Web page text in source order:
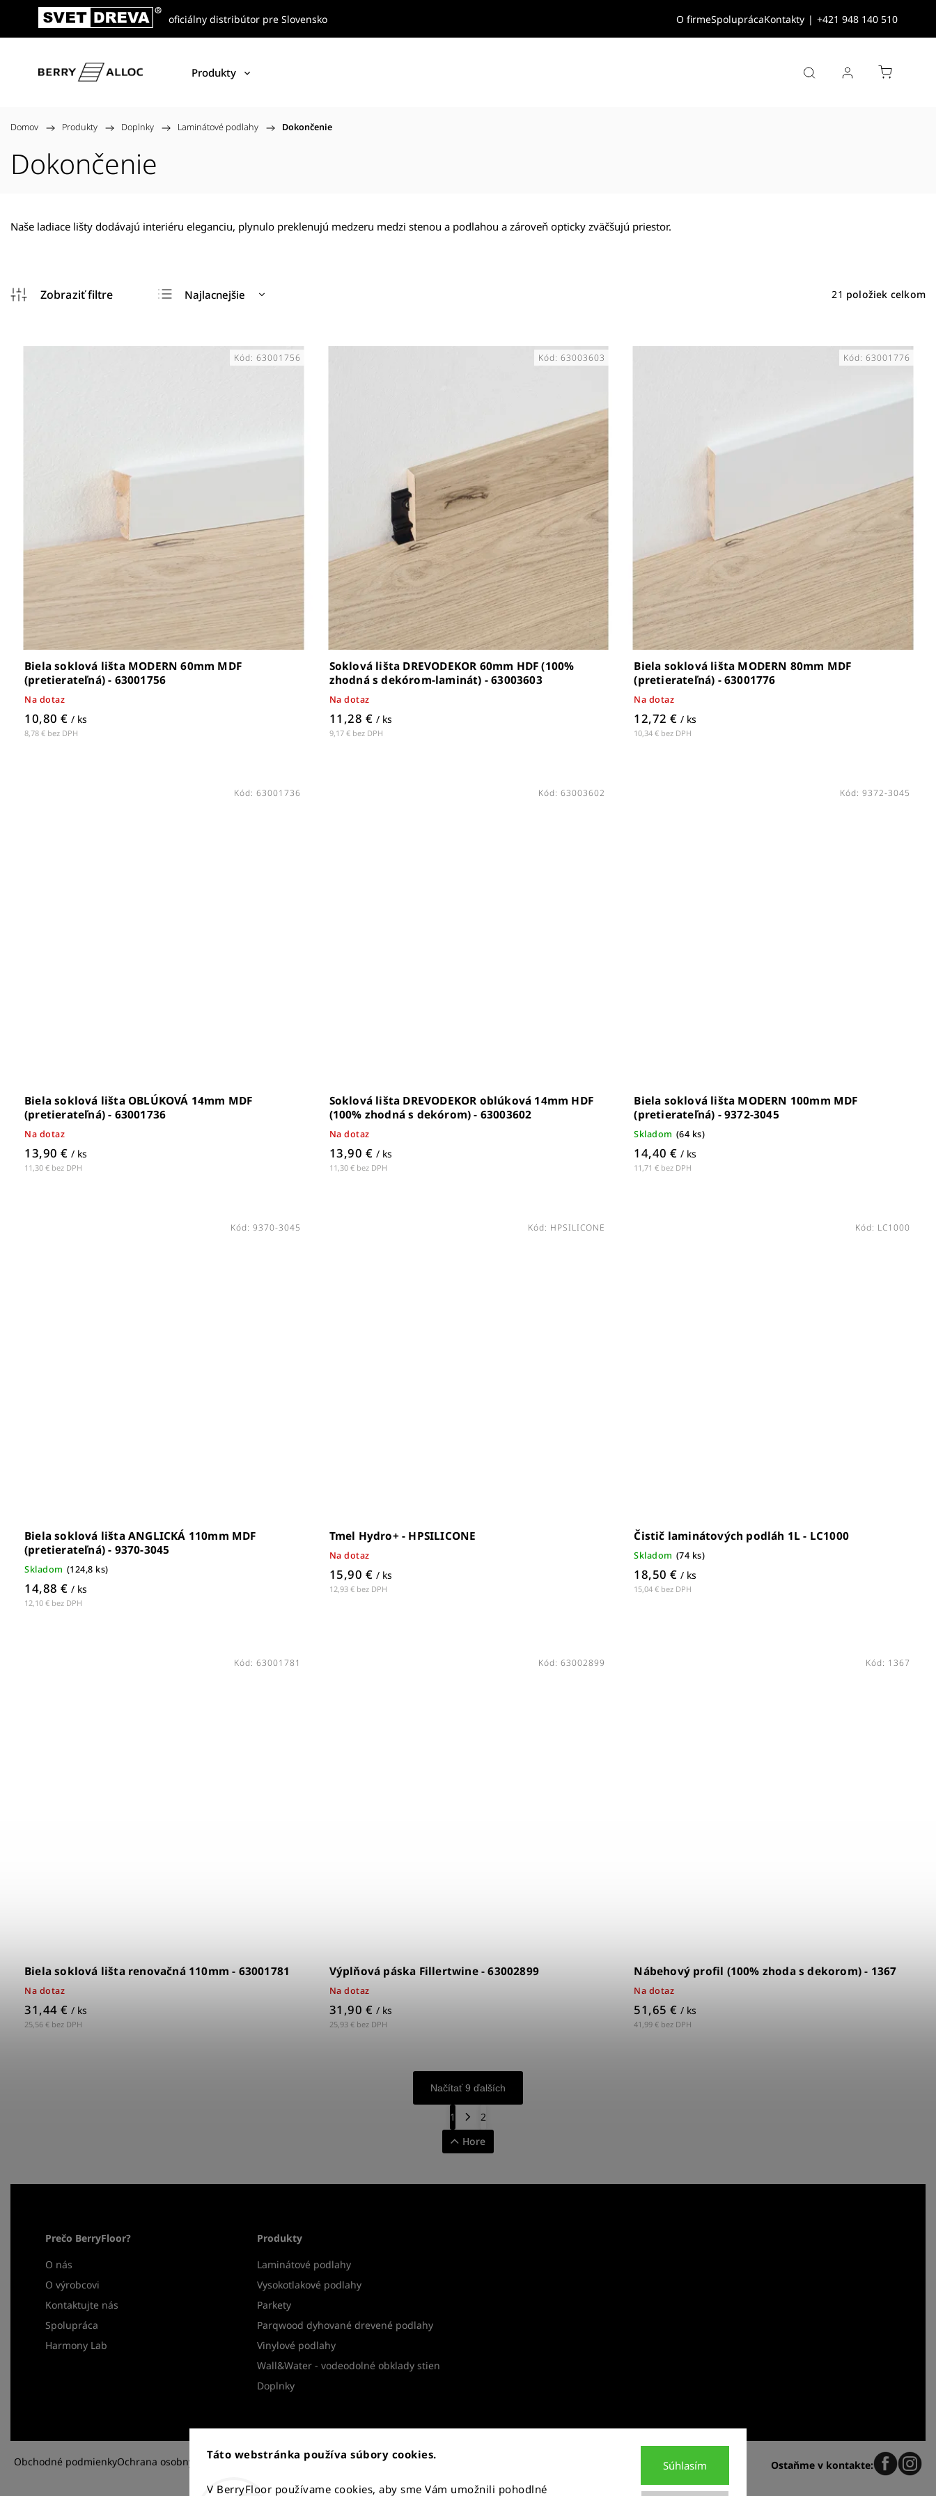
Táto webstránka používa súbory cookies.
V BerryFloor používame cookies, aby sme Vám umožnili pohodlné
Súhlasím
oficiálny distribútor pre Slovensko O firmeSpoluprácaKontakty | +421 948 140 510
Produkty
Domov / Produkty / Doplnky / Laminátové podlahy / Dokončenie
Dokončenie
Naše ladiace lišty dodávajú interiéru eleganciu, plynulo preklenujú medzeru medzi stenou a podlahou a zároveň opticky zväčšujú priestor.
Najlacnejšie
21 položiek celkom
Biela soklová lišta MODERN 60mm MDF
(pretierateľná) - 63001756
Na dotaz
8,78 € bez DPH
10,80 € / ks
Kód: 63001756
Soklová lišta DREVODEKOR 60mm HDF (100%
zhodná s dekórom-laminát) - 63003603
Na dotaz
9,17 € bez DPH
11,28 € / ks
Kód:63003603
Biela soklová lišta MODERN 80mm MDF
(pretierateľná) - 63001776
Na dotaz
10,34 € bez DPH
12,72 €/ ks
Kód: 63001776
Biela soklová lišta OBLÚKOVÁ 14mm MDF
(pretierateľná) - 63001736
Na dotaz
11,30 € bez DPH
13,90 € / ks
Kód: 63001736
Soklová lišta DREVODEKOR oblúková 14mm HDF
(100% zhodná s dekórom) - 63003602
Na dotaz
11,30 € bez DPH
13,90 € / ks
Kód:63003602
Biela soklová lišta MODERN 100mm MDF
(pretierateľná) - 9372-3045
Skladom (64 ks)
11,71 € bez DPH
14,40 €/ ks
Kód: 9372-3045
Biela soklová lišta ANGLICKÁ 110mm MDF
(pretierateľná) - 9370-3045
Skladom (124,8 ks)
12,10 € bez DPH
14,88 € / ks
Kód: 9370-3045
Tmel Hydro+ - HPSILICONE
Na dotaz
12,93 € bez DPH
15,90 € / ks
Kód: HPSILICONE
Čistič laminátových podláh 1L - LC1000
Skladom (74 ks)
15,04 € bez DPH
18,50 €/ ks
Kód: LC1000
Biela soklová lišta renovačná 110mm - 63001781
Na dotaz
25,56 € bez DPH
31,44 € / ks
Kód: 63001781
Výplňová páska Fillertwine - 63002899
Na dotaz
25,93 € bez DPH
31,90 € / ks
Kód:63002899
Nábehový profil (100% zhoda s dekorom) - 1367
Na dotaz
41,99 € bez DPH
51,65 €/ ks
Kód: 1367
Načítať 9 ďalších
1
2
Hore
Prečo BerryFloor?
O nás
O výrobcovi
Kontaktujte nás
Spolupráca
Harmony Lab
Produkty
Laminátové podlahy
Vysokotlakové podlahy
Parkety
Parqwood dyhované drevené podlahy
Vinylové podlahy
Wall&Water - vodeodolné obklady stien
Doplnky
Obchodné podmienkyOchrana osobných údajovReklamácia a vrátenie tovaru Ostaňme v kontakte: